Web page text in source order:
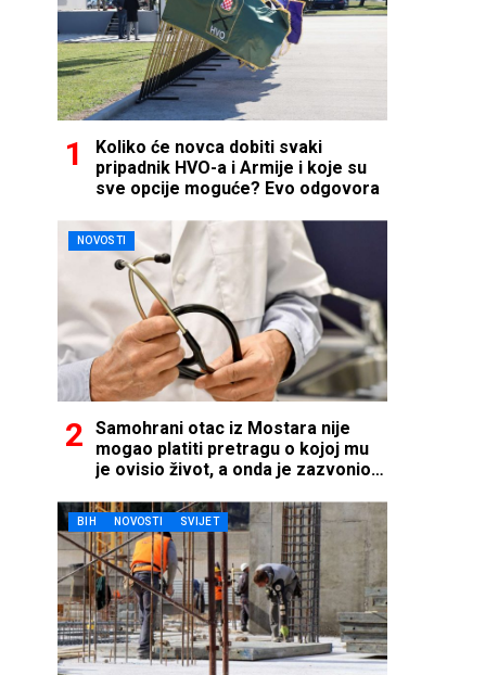
Koliko će novca dobiti svaki
pripadnik HVO-a i Armije i koje su
sve opcije moguće? Evo odgovora
NOVOSTI
Samohrani otac iz Mostara nije
mogao platiti pretragu o kojoj mu
je ovisio život, a onda je zazvonio
BIH NOVOSTI SVIJET